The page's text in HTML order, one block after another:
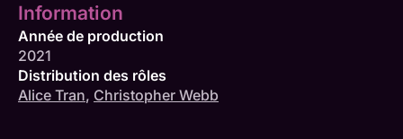
Information
Année de production
2021
Distribution des rôles
Alice Tran, Christopher Webb